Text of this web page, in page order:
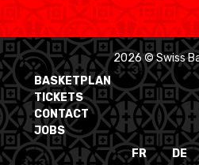
2026 © Swiss
BASKETPLAN
TICKETS
CONTACT
JOBS
FR
DE